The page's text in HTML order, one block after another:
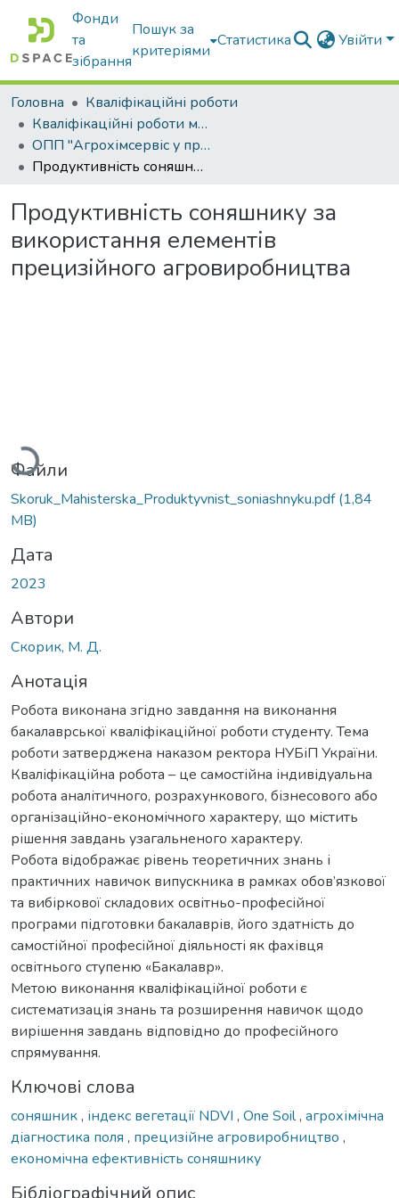
Фонди
та
зібрання
Пошук за
критеріями
Статистика Увійти
Головна
Кваліфікаційні роботи
Кваліфікаційні роботи магістрів
ОПП "Агрохімсервіс у прецизійному агровиробництві"
Продуктивність соняшнику за використання елементів прецизійного агровиробництва
Продуктивність соняшнику за
використання елементів
прецизійного агровиробництва
Вантажиться...
Файли
Skoruk_Mahisterska_Produktyvnist_soniashnyku.pdf(1,84
MB)
Дата
2023
Автори
Скорик, М. Д.
Анотація
Робота виконана згідно завдання на виконання
бакалаврської кваліфікаційної роботи студенту. Тема
роботи затверджена наказом ректора НУБіП України.
Кваліфікаційна робота – це самостійна індивідуальна
робота аналітичного, розрахункового, бізнесового або
організаційно-економічного характеру, що містить
рішення завдань узагальненого характеру.
Робота відображає рівень теоретичних знань і
практичних навичок випускника в рамках обов’язкової
та вибіркової складових освітньо-професійної
програми підготовки бакалаврів, його здатність до
самостійної професійної діяльності як фахівця
освітнього ступеню «Бакалавр».
Метою виконання кваліфікаційної роботи є
систематизація знань та розширення навичок щодо
вирішення завдань відповідно до професійного
спрямування.
Ключові слова
соняшник, індекс вегетації NDVI , One Soil, агрохімічна
діагностика поля , прецизійне агровиробництво ,
економічна ефективність соняшнику
Бібліографічний опис